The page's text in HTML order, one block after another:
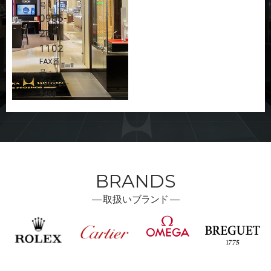
号：
0985-
26-
1102
FAX番
号：
0985-26-
2498
BRANDS
―取扱いブランド ―